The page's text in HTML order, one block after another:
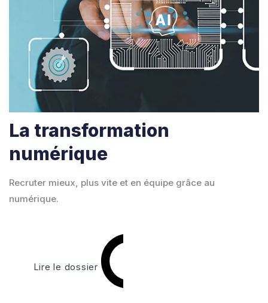
La transformation
numérique
Recruter mieux, plus vite et en équipe grâce au
numérique.
Lire le dossier